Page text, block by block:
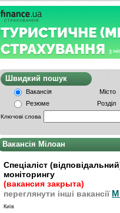
Швидкий
Вакансія
Місто
Резюме
Розділ
Ключові слова
Вакансія Мілоан
Спеціаліст
моніторингу
(вакансия закрыта)
переглянути інші вакансії
Київ